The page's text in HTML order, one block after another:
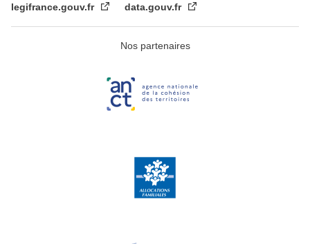
legifrance.gouv.fr data.gouv.fr
Nos partenaires